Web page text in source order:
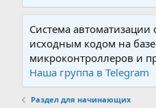
Система автоматизации
исходным кодом на
микроконтроллеров и
Наша группа в Telegram
Раздел для начинающих